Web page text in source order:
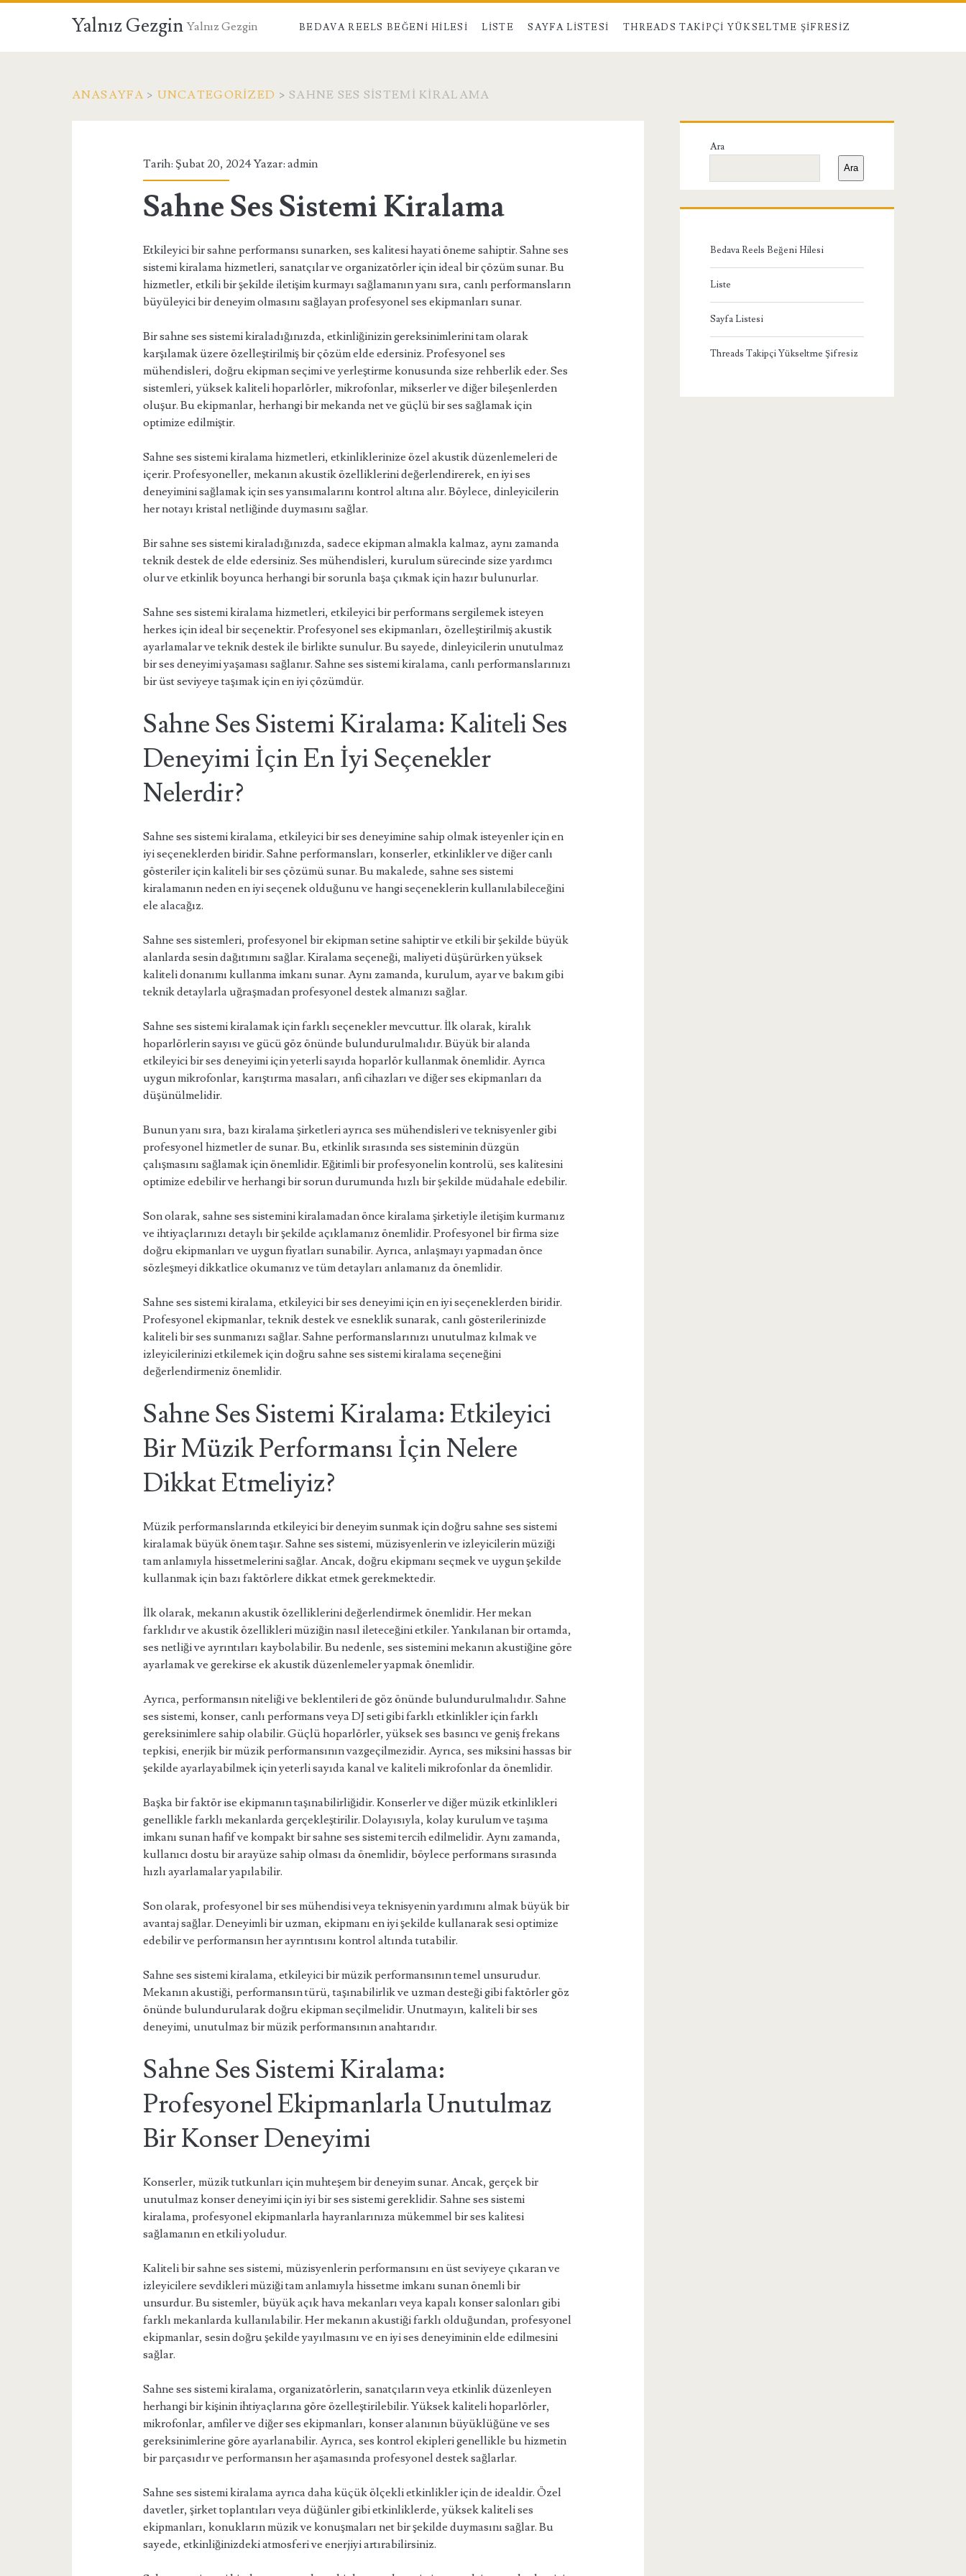
Yalnız Gezgin Yalnız Gezgin BEDAVA REELS BEĞENI HILESI LISTE SAYFA LISTESI THREADS TAKIPÇI YÜKSELTME ŞIFRESIZ
ANASAYFA > UNCATEGORIZED >SAHNE SES SISTEMI KIRALAMA
Tarih: Şubat 20, 2024 Yazar:admin
Sahne Ses Sistemi Kiralama
Etkileyici bir sahne performansı sunarken, ses kalitesi hayati öneme sahiptir. Sahne ses
sistemi kiralama hizmetleri, sanatçılar ve organizatörler için ideal bir çözüm sunar. Bu
hizmetler, etkili bir şekilde iletişim kurmayı sağlamanın yanı sıra, canlı performansların
büyüleyici bir deneyim olmasını sağlayan profesyonel ses ekipmanları sunar.
Bir sahne ses sistemi kiraladığınızda, etkinliğinizin gereksinimlerini tam olarak
karşılamak üzere özelleştirilmiş bir çözüm elde edersiniz. Profesyonel ses
mühendisleri, doğru ekipman seçimi ve yerleştirme konusunda size rehberlik eder. Ses
sistemleri, yüksek kaliteli hoparlörler, mikrofonlar, mikserler ve diğer bileşenlerden
oluşur. Bu ekipmanlar, herhangi bir mekanda net ve güçlü bir ses sağlamak için
optimize edilmiştir.
Sahne ses sistemi kiralama hizmetleri, etkinliklerinize özel akustik düzenlemeleri de
içerir. Profesyoneller, mekanın akustik özelliklerini değerlendirerek, en iyi ses
deneyimini sağlamak için ses yansımalarını kontrol altına alır. Böylece, dinleyicilerin
her notayı kristal netliğinde duymasını sağlar.
Bir sahne ses sistemi kiraladığınızda, sadece ekipman almakla kalmaz, aynı zamanda
teknik destek de elde edersiniz. Ses mühendisleri, kurulum sürecinde size yardımcı
olur ve etkinlik boyunca herhangi bir sorunla başa çıkmak için hazır bulunurlar.
Sahne ses sistemi kiralama hizmetleri, etkileyici bir performans sergilemek isteyen
herkes için ideal bir seçenektir. Profesyonel ses ekipmanları, özelleştirilmiş akustik
ayarlamalar ve teknik destek ile birlikte sunulur. Bu sayede, dinleyicilerin unutulmaz
bir ses deneyimi yaşaması sağlanır. Sahne ses sistemi kiralama, canlı performanslarınızı
bir üst seviyeye taşımak için en iyi çözümdür.
Sahne Ses Sistemi Kiralama: Kaliteli Ses
Deneyimi İçin En İyi Seçenekler
Nelerdir?
Sahne ses sistemi kiralama, etkileyici bir ses deneyimine sahip olmak isteyenler için en
iyi seçeneklerden biridir. Sahne performansları, konserler, etkinlikler ve diğer canlı
gösteriler için kaliteli bir ses çözümü sunar. Bu makalede, sahne ses sistemi
kiralamanın neden en iyi seçenek olduğunu ve hangi seçeneklerin kullanılabileceğini
ele alacağız.
Sahne ses sistemleri, profesyonel bir ekipman setine sahiptir ve etkili bir şekilde büyük
alanlarda sesin dağıtımını sağlar. Kiralama seçeneği, maliyeti düşürürken yüksek
kaliteli donanımı kullanma imkanı sunar. Aynı zamanda, kurulum, ayar ve bakım gibi
teknik detaylarla uğraşmadan profesyonel destek almanızı sağlar.
Sahne ses sistemi kiralamak için farklı seçenekler mevcuttur. İlk olarak, kiralık
hoparlörlerin sayısı ve gücü göz önünde bulundurulmalıdır. Büyük bir alanda
etkileyici bir ses deneyimi için yeterli sayıda hoparlör kullanmak önemlidir. Ayrıca
uygun mikrofonlar, karıştırma masaları, anfi cihazları ve diğer ses ekipmanları da
düşünülmelidir.
Bunun yanı sıra, bazı kiralama şirketleri ayrıca ses mühendisleri ve teknisyenler gibi
profesyonel hizmetler de sunar. Bu, etkinlik sırasında ses sisteminin düzgün
çalışmasını sağlamak için önemlidir. Eğitimli bir profesyonelin kontrolü, ses kalitesini
optimize edebilir ve herhangi bir sorun durumunda hızlı bir şekilde müdahale edebilir.
Son olarak, sahne ses sistemini kiralamadan önce kiralama şirketiyle iletişim kurmanız
ve ihtiyaçlarınızı detaylı bir şekilde açıklamanız önemlidir. Profesyonel bir firma size
doğru ekipmanları ve uygun fiyatları sunabilir. Ayrıca, anlaşmayı yapmadan önce
sözleşmeyi dikkatlice okumanız ve tüm detayları anlamanız da önemlidir.
Sahne ses sistemi kiralama, etkileyici bir ses deneyimi için en iyi seçeneklerden biridir.
Profesyonel ekipmanlar, teknik destek ve esneklik sunarak, canlı gösterilerinizde
kaliteli bir ses sunmanızı sağlar. Sahne performanslarınızı unutulmaz kılmak ve
izleyicilerinizi etkilemek için doğru sahne ses sistemi kiralama seçeneğini
değerlendirmeniz önemlidir.
Sahne Ses Sistemi Kiralama: Etkileyici
Bir Müzik Performansı İçin Nelere
Dikkat Etmeliyiz?
Müzik performanslarında etkileyici bir deneyim sunmak için doğru sahne ses sistemi
kiralamak büyük önem taşır. Sahne ses sistemi, müzisyenlerin ve izleyicilerin müziği
tam anlamıyla hissetmelerini sağlar. Ancak, doğru ekipmanı seçmek ve uygun şekilde
kullanmak için bazı faktörlere dikkat etmek gerekmektedir.
İlk olarak, mekanın akustik özelliklerini değerlendirmek önemlidir. Her mekan
farklıdır ve akustik özellikleri müziğin nasıl ileteceğini etkiler. Yankılanan bir ortamda,
ses netliği ve ayrıntıları kaybolabilir. Bu nedenle, ses sistemini mekanın akustiğine göre
ayarlamak ve gerekirse ek akustik düzenlemeler yapmak önemlidir.
Ayrıca, performansın niteliği ve beklentileri de göz önünde bulundurulmalıdır. Sahne
ses sistemi, konser, canlı performans veya DJ seti gibi farklı etkinlikler için farklı
gereksinimlere sahip olabilir. Güçlü hoparlörler, yüksek ses basıncı ve geniş frekans
tepkisi, enerjik bir müzik performansının vazgeçilmezidir. Ayrıca, ses miksini hassas bir
şekilde ayarlayabilmek için yeterli sayıda kanal ve kaliteli mikrofonlar da önemlidir.
Başka bir faktör ise ekipmanın taşınabilirliğidir. Konserler ve diğer müzik etkinlikleri
genellikle farklı mekanlarda gerçekleştirilir. Dolayısıyla, kolay kurulum ve taşıma
imkanı sunan hafif ve kompakt bir sahne ses sistemi tercih edilmelidir. Aynı zamanda,
kullanıcı dostu bir arayüze sahip olması da önemlidir, böylece performans sırasında
hızlı ayarlamalar yapılabilir.
Son olarak, profesyonel bir ses mühendisi veya teknisyenin yardımını almak büyük bir
avantaj sağlar. Deneyimli bir uzman, ekipmanı en iyi şekilde kullanarak sesi optimize
edebilir ve performansın her ayrıntısını kontrol altında tutabilir.
Sahne ses sistemi kiralama, etkileyici bir müzik performansının temel unsurudur.
Mekanın akustiği, performansın türü, taşınabilirlik ve uzman desteği gibi faktörler göz
önünde bulundurularak doğru ekipman seçilmelidir. Unutmayın, kaliteli bir ses
deneyimi, unutulmaz bir müzik performansının anahtarıdır.
Sahne Ses Sistemi Kiralama:
Profesyonel Ekipmanlarla Unutulmaz
Bir Konser Deneyimi
Konserler, müzik tutkunları için muhteşem bir deneyim sunar. Ancak, gerçek bir
unutulmaz konser deneyimi için iyi bir ses sistemi gereklidir. Sahne ses sistemi
kiralama, profesyonel ekipmanlarla hayranlarınıza mükemmel bir ses kalitesi
sağlamanın en etkili yoludur.
Kaliteli bir sahne ses sistemi, müzisyenlerin performansını en üst seviyeye çıkaran ve
izleyicilere sevdikleri müziği tam anlamıyla hissetme imkanı sunan önemli bir
unsurdur. Bu sistemler, büyük açık hava mekanları veya kapalı konser salonları gibi
farklı mekanlarda kullanılabilir. Her mekanın akustiği farklı olduğundan, profesyonel
ekipmanlar, sesin doğru şekilde yayılmasını ve en iyi ses deneyiminin elde edilmesini
sağlar.
Sahne ses sistemi kiralama, organizatörlerin, sanatçıların veya etkinlik düzenleyen
herhangi bir kişinin ihtiyaçlarına göre özelleştirilebilir. Yüksek kaliteli hoparlörler,
mikrofonlar, amfiler ve diğer ses ekipmanları, konser alanının büyüklüğüne ve ses
gereksinimlerine göre ayarlanabilir. Ayrıca, ses kontrol ekipleri genellikle bu hizmetin
bir parçasıdır ve performansın her aşamasında profesyonel destek sağlarlar.
Sahne ses sistemi kiralama ayrıca daha küçük ölçekli etkinlikler için de idealdir. Özel
davetler, şirket toplantıları veya düğünler gibi etkinliklerde, yüksek kaliteli ses
ekipmanları, konukların müzik ve konuşmaları net bir şekilde duymasını sağlar. Bu
sayede, etkinliğinizdeki atmosferi ve enerjiyi artırabilirsiniz.
Birincil
Yan
Menü
Ara
Ara
Bedava Reels Beğeni Hilesi
Liste
Sayfa Listesi
Threads Takipçi Yükseltme Şifresiz